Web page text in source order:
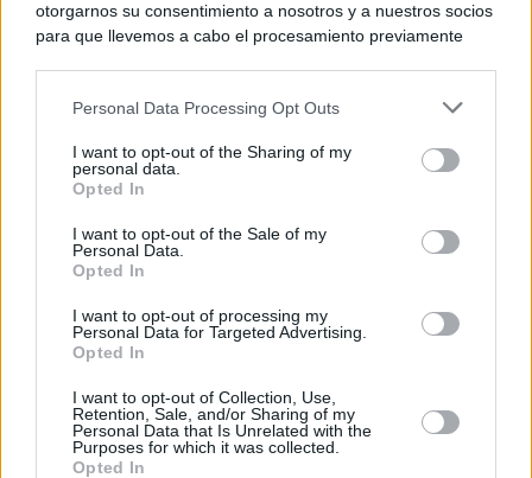
otorgarnos su consentimiento a nosotros y a nuestros socios
para que llevemos a cabo el procesamiento previamente
negar su consentimiento. Tenga en cuenta que algún
de su consentimiento, pero usted tiene el derecho de
rechazar tal procesamiento. Sus preferencias se aplicarán
cualquier momento entrando de nuevo en este sitio web o
visitando nuestra política de privacidad.
Personal Data Processing Opt Outs
I want to opt-out of the Sharing of my
personal data.
Opted In
I want to opt-out of the Sale of my
Personal Data.
Opted In
I want to opt-out of processing my
Personal Data for Targeted Advertising.
Opted In
I want to opt-out of Collection, Use,
Retention, Sale, and/or Sharing of my
Personal Data that Is Unrelated with the
Purposes for which it was collected.
Opted In